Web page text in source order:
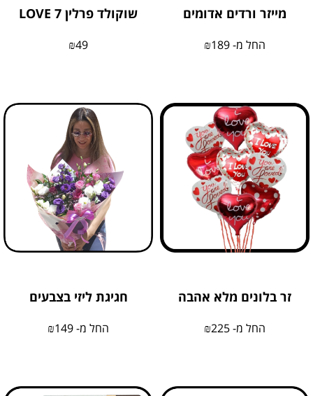
מייזר ורדים אדומים
החל מ- ₪189
שוקולד פרלין 7 LOVE
₪49
זר בלונים מלא אהבה
החל מ- ₪225
חגיגת ליזי בצבעים
החל מ- ₪149